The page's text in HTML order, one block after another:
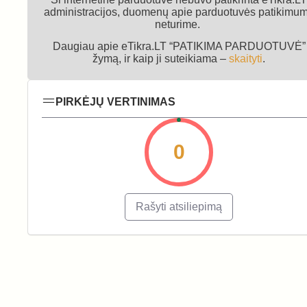
administracijos, duomenų apie parduotuvės
neturime.
Daugiau apie eTikra.LT “PATIKIMA PARDUOTUVĖ”
žymą, ir kaip ji suteikiama – skaityti.
PIRKĖJŲ VERTINIMAS
0
Rašyti atsiliepimą